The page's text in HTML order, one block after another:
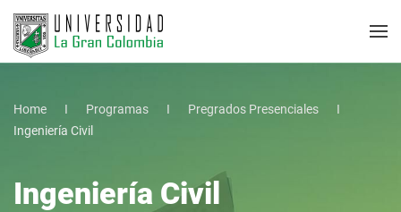
Home Programas
Pregrados Presenciales
Ingeniería Civil
Ingeniería Civil